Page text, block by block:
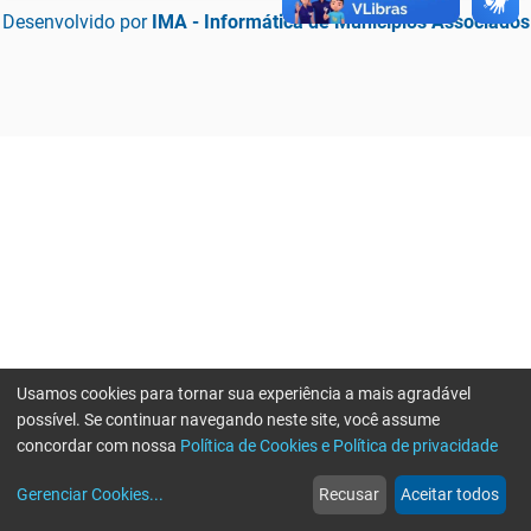
Desenvolvido por IMA - Informática de Municípios Associados
web
Notícias
more_horiz
Mais
Usamos cookies para tornar sua experiência a mais agradável
possível. Se continuar navegando neste site, você assume
concordar com nossa Política de Cookies e Política de privacidade
Gerenciar Cookies... Recusar Aceitar todos
Erro ao enviar informações, por favor tente novamente